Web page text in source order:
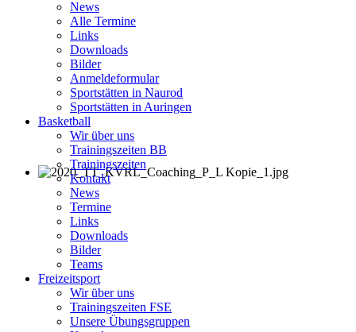
News
Alle Termine
Links
Downloads
Bilder
Anmeldeformular
Sportstätten in Naurod
Sportstätten in Auringen
Basketball
Wir über uns
Trainingszeiten BB
Trainingszeiten
Kontakt
News
Termine
Links
Downloads
Bilder
Teams
Freizeitsport
Wir über uns
Trainingszeiten FSE
Unsere Übungsgruppen